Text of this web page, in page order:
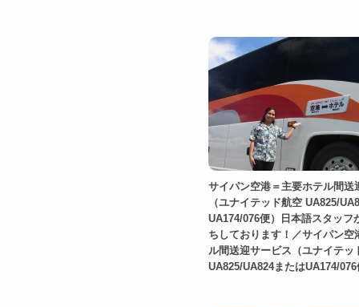
サイパン空港＝主要ホテル間送
（ユナイテッド航空 UA825/
UA174/076便）日本語スタッフ
ちしております！／サイパン空
ル間送迎サービス（ユナイテッ
UA825/UA824またはUA174/076